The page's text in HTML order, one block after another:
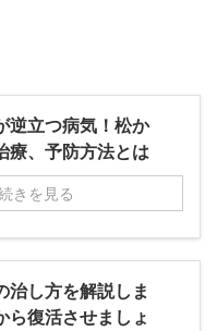
逆立つ病気！松か
療、予防方法とは
きを見る
治し方を解説しま
ら復活させましょ